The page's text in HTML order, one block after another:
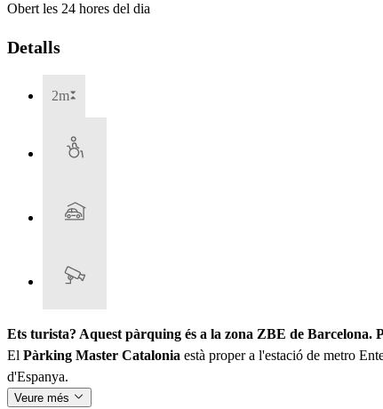
Obert les 24 hores del dia
Detalls
2m
Ets turista? Aquest pàrquing és a la zona ZBE de Barcelona.
El Pàrking Master Catalonia està proper a l'estació de metro
d'Espanya.
Veure més